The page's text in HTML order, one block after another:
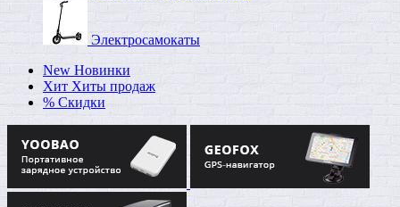
Электросамокаты
New Новинки
Хит Хиты продаж
% Скидки